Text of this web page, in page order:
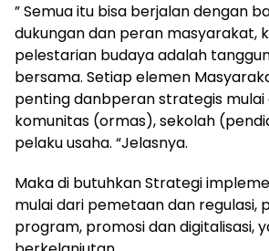
” Semua itu bisa berjalan dengan
dukungan dan peran masyarakat,
pelestarian budaya adalah
bersama. Setiap elemen
penting danbperan strategis mulai
komunitas (ormas), sekolah
pelaku usaha. “Jelasnya.
Maka di butuhkan Strategi
mulai dari pemetaan dan regulasi,
program, promosi dan digitalisasi,